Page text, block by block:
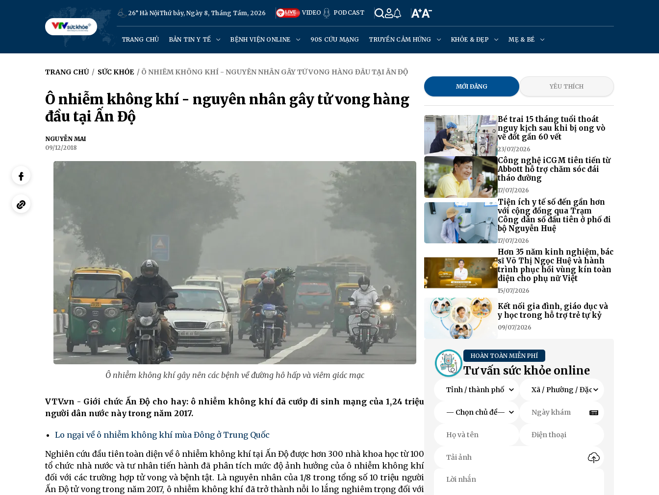
26° Hà NộiThứ bảy, Ngày 8, Tháng Tám, 2026 VIDEO PODCAST
TRANG CHỦ BẢN TIN Y TẾ BỆNH VIỆN ONLINE 90S CỨU MẠNG TRUYỀN CẢM HỨNG KHỎE & ĐẸP MẸ & BÉ
TRANG CHỦ / SỨC KHỎE / Ô NHIỄM KHÔNG KHÍ - NGUYÊN NHÂN GÂY TỬ VONG HÀNG ĐẦU TẠI ẤN ĐỘ
Ô nhiễm không khí - nguyên nhân gây tử vong hàng
đầu tại Ấn Độ
NGUYỄN MAI
09/12/2018
Ô nhiễm không khí gây nên các bệnh về đường hô hấp và viêm giác mạc
VTV.vn - Giới chức Ấn Độ cho hay: ô nhiễm không khí đã cướp đi sinh mạng của 1,24 triệu
người dân nước này trong năm 2017.
Lo ngại về ô nhiễm không khí mùa Đông ở Trung Quốc
Nghiên cứu đầu tiên toàn diện về ô nhiễm không khí tại Ấn Độ được hơn 300 nhà khoa học từ 100
tổ chức nhà nước và tư nhân tiến hành đã phân tích mức độ ảnh hưởng của ô nhiễm không khí
đối với các trường hợp tử vong và bệnh tật. Là nguyên nhân của 1/8 trong tổng số 10 triệu người
Ấn Độ tử vong trong năm 2017, ô nhiễm không khí đã trở thành nỗi lo lắng nghiêm trọng đối với
MỚI ĐĂNG YÊU THÍCH
Bé trai 15 tháng tuổi thoát
nguy kịch sau khi bị ong vò
vẽ đốt gần 60 vết
23/07/2026
Công nghệ iCGM tiên tiến từ
Abbott hỗ trợ chăm sóc đái
tháo đường
17/07/2026
Tiện ích y tế số đến gần hơn
với cộng đồng qua Trạm
Công dân số đầu tiên ở phố đi
bộ Nguyễn Huệ
17/07/2026
Hơn 35 năm kinh nghiệm, bác
sĩ Võ Thị Ngọc Huệ và hành
trình phục hồi vùng kín toàn
diện cho phụ nữ Việt
15/07/2026
Kết nối gia đình, giáo dục và
y học trong hỗ trợ trẻ tự kỷ
09/07/2026
HOÀN TOÀN MIỄN PHÍ
Tư vấn sức khỏe online